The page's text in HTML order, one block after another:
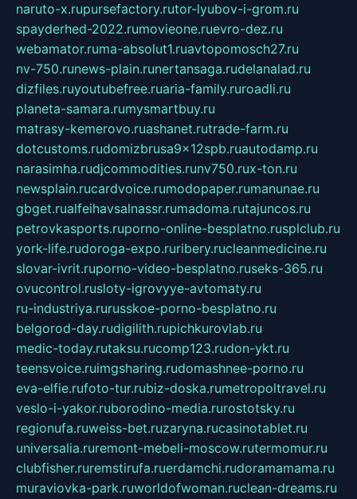
naruto-x.rupursefactory.rutor-lyubov-i-grom.ru
spayderhed-2022.rumovieone.ruevro-dez.ru
webamator.ruma-absolut1.ruavtopomosch27.ru
nv-750.runews-plain.runertansaga.rudelanalad.ru
dizfiles.ruyoutubefree.ruaria-family.ruroadli.ru
planeta-samara.rumysmartbuy.ru
matrasy-kemerovo.ruashanet.rutrade-farm.ru
dotcustoms.rudomizbrusa9x12spb.ruautodamp.ru
narasimha.rudjcommodities.runv750.rux-ton.ru
newsplain.rucardvoice.rumodopaper.rumanunae.ru
gbget.rualfeihavsalnassr.rumadoma.rutajuncos.ru
petrovkasports.ruporno-online-besplatno.rusplclub.ru
york-life.rudoroga-expo.ruribery.rucleanmedicine.ru
slovar-ivrit.ruporno-video-besplatno.ruseks-365.ru
ovucontrol.rusloty-igrovyye-avtomaty.ru
ru-industriya.rurusskoe-porno-besplatno.ru
belgorod-day.rudigilith.rupichkurovlab.ru
medic-today.rutaksu.rucomp123.rudon-ykt.ru
teensvoice.ruimgsharing.rudomashnee-porno.ru
eva-elfie.rufoto-tur.rubiz-doska.rumetropoltravel.ru
veslo-i-yakor.ruborodino-media.rurostotsky.ru
regionufa.ruweiss-bet.ruzaryna.rucasinotablet.ru
universalia.ruremont-mebeli-moscow.rutermomur.ru
clubfisher.ruremstirufa.ruerdamchi.rudoramamama.ru
muraviovka-park.ruworldofwoman.ruclean-dreams.ru